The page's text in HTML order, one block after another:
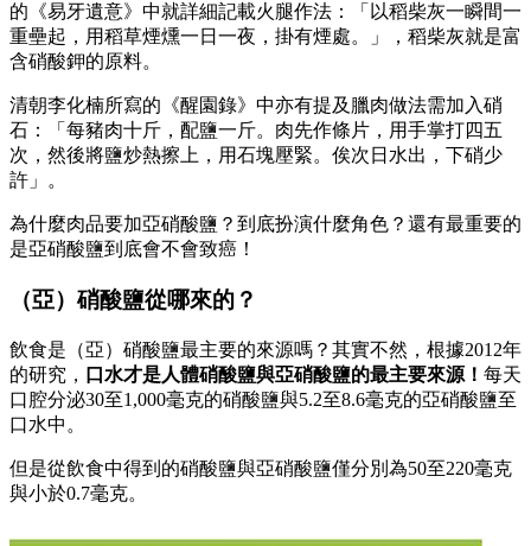
的《易牙遺意》中就詳細記載火腿作法：「以稻柴灰一瞬間一
重壘起，用稻草煙燻一日一夜，掛有煙處。」，稻柴灰就是富
含硝酸鉀的原料。
清朝李化楠所寫的《醒園錄》中亦有提及臘肉做法需加入硝
石：「每豬肉十斤，配鹽一斤。肉先作條片，用手掌打四五
次，然後將鹽炒熱擦上，用石塊壓緊。俟次日水出，下硝少
許」。
為什麼肉品要加亞硝酸鹽？到底扮演什麼角色？還有最重要的
是亞硝酸鹽到底會不會致癌！
（亞）硝酸鹽從哪來的？
飲食是（亞）硝酸鹽最主要的來源嗎？其實不然，根據2012年
的研究， 口水才是人體硝酸鹽與亞硝酸鹽的最主要來源！ 每天
口腔分泌30至1,000毫克的硝酸鹽與5.2至8.6毫克的亞硝酸鹽至
口水中。
但是從飲食中得到的硝酸鹽與亞硝酸鹽僅分別為50至220毫克
與小於0.7毫克。